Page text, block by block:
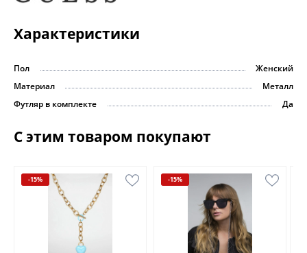
Характеристики
Пол
Женский
Материал
Металл
Футляр в комплекте
Да
С этим товаром покупают
-15% -15%